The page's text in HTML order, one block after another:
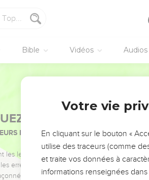
Bible Vidéos Audios
PAS L’ÉVÉNEMENT DE
POUVAIENT VOUS ÉVITER LES
les leaders pour leurs réussites, leur impact,
erreurs et les saisons difficiles qu'ils ont
Votre vie
En cliquant sur le bouton «
utilise des traceurs (comme
et traite vos données à
informations renseignées